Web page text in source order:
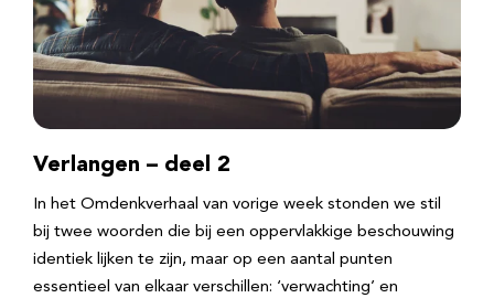
Verlangen – deel 2
In het Omdenkverhaal van vorige week stonden we stil
bij twee woorden die bij een oppervlakkige beschouwing
identiek lijken te zijn, maar op een aantal punten
essentieel van elkaar verschillen: ‘verwachting’ en